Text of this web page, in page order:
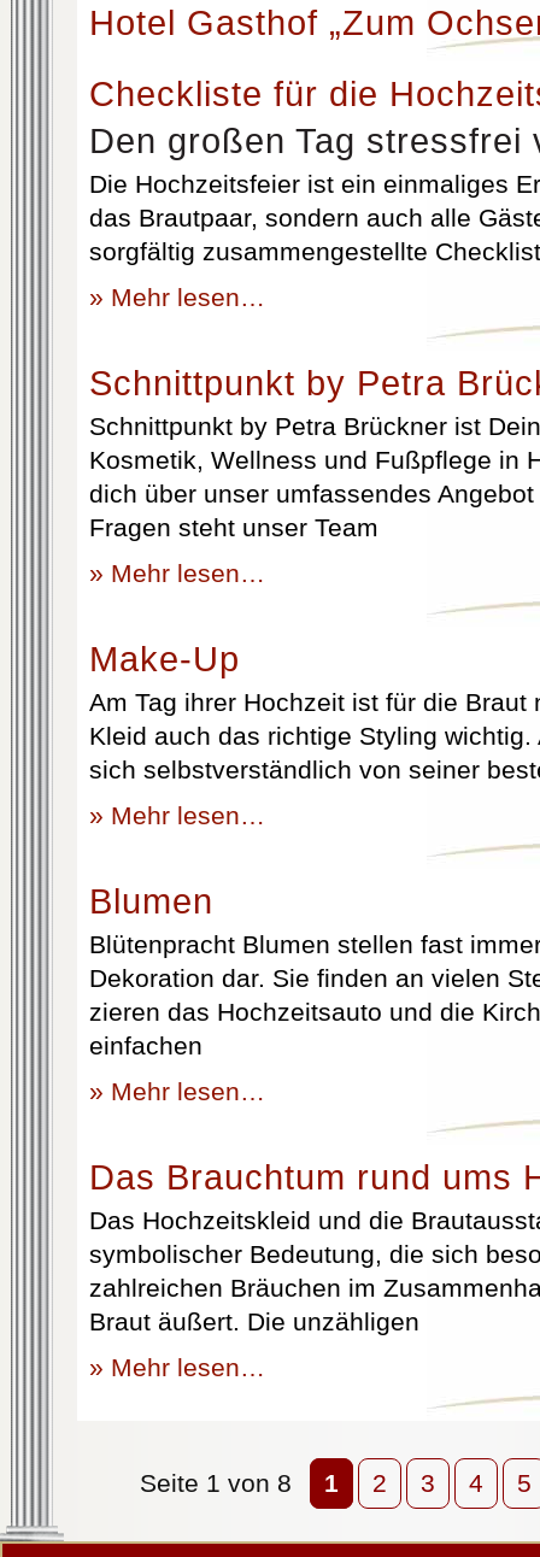
Hotel Gasthof „Zum
Checkliste für die
Den großen Tag stressfrei
Die Hochzeitsfeier ist ein einmaliges
das Brautpaar, sondern auch alle
sorgfältig zusammengestellte
» Mehr lesen…
Schnittpunkt by Petra
Schnittpunkt by Petra Brückner ist
Kosmetik, Wellness und Fußpflege in
dich über unser umfassendes
Fragen steht unser Team
» Mehr lesen…
Make-Up
Am Tag ihrer Hochzeit ist für die Braut
Kleid auch das richtige Styling
sich selbstverständlich von seiner
» Mehr lesen…
Blumen
Blütenpracht Blumen stellen fast
Dekoration dar. Sie finden an vielen
zieren das Hochzeitsauto und die
einfachen
» Mehr lesen…
Das Brauchtum rund ums
Das Hochzeitskleid und die
symbolischer Bedeutung, die sich
zahlreichen Bräuchen im
Braut äußert. Die unzähligen
» Mehr lesen…
Seite 1 von 8 1 2 3 4 5